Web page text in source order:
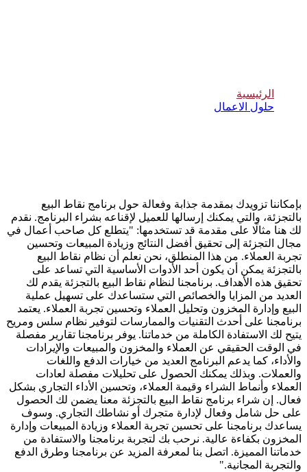
الرئيسية
حلول الاعمال
بإمكاننا تزويدك بمقدمة جذابة وفعالة حول برنامج نقاط البيع
بالتجزئة، والتي يمكنك إرسالها للعميل لإقناعه بشراء البرنامج. نقدم
لك هنا مثالًا على مقدمة قد تستخدمها: "يتطلع كل صاحب أعمال في
مجال التجزئة إلى تحقيق أفضل النتائج وزيادة المبيعات وتحسين
تجربة العملاء. من هذا المنطلق، نحن نعلم أن نظام نقاط البيع
بالتجزئة يمكن أن يكون أحد الأدوات الأساسية التي تساعد على
تحقيق هذه الأهداف. برنامجنا لنظام نقاط البيع بالتجزئة يقدم لك
العديد من المزايا والخصائص التي ستساعدك على تسهيل عملية
البيع وإدارة المخزون وتحليل العملاء وتحسين تجربة العملاء. يعتمد
برنامجنا على أحدث التقنيات والممارسات لتوفير نظام سلس ومريح
يتيح لك الاستفادة الكاملة من خدماتنا. يوفر برنامجنا تقارير مفصلة
في الوقت الحقيقي عن العملاء والمخزون والمبيعات والإيرادات
والأداء، كما يدعم البرنامج العديد من خيارات الدفع واللغات
والعملات. وبذلك يمكنك الحصول على تحليلات مفصلة لعادات
العملاء وأنماط الشراء وقيمة العملاء، وتحسين الأداء التجاري بشكل
فعال. إن شراء برنامج نقاط البيع بالتجزئة معنا يضمن لك الحصول
على حل شامل وفعال لإدارة متجرك أو نشاطك التجاري. وسوف
يساعدك برنامجنا على تحسين تجربة العملاء وزيادة المبيعات وإدارة
المخزون بكفاءة عالية. نرحب بك لتجربة برنامجنا والاستفادة من
خدماتنا المميزة. اتصل بنا لمعرفة المزيد عن برنامجنا وطرق الدفع
والتجربة المجانية."